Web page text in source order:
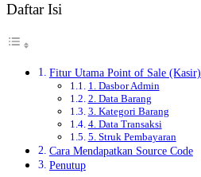
Daftar Isi
Fitur Utama Point of Sale (Kasir)
1. Dasbor Admin
2. Data Barang
3. Kategori Barang
4. Data Transaksi
5. Struk Pembayaran
Cara Mendapatkan Source Code
Penutup